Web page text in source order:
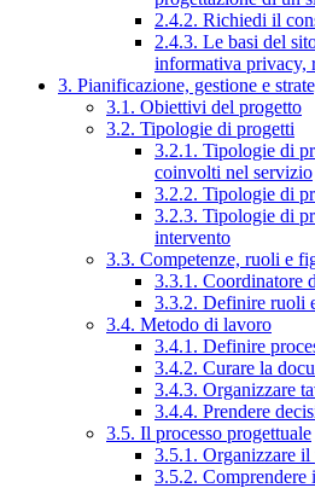
2.4.2. Richiedi il
2.4.3. Le basi del
informativa privacy,
3. Pianificazione, gestione e
3.1. Obiettivi del progetto
3.2. Tipologie di progetti
3.2.1. Tipologie di
coinvolti nel servizio
3.2.2. Tipologie di
3.2.3. Tipologie di
intervento
3.3. Competenze, ruoli e
3.3.1. Coordinatore
3.3.2. Definire ruoli
3.4. Metodo di lavoro
3.4.1. Definire
3.4.2. Curare la
3.4.3. Organizzare
3.4.4. Prendere
3.5. Il processo progettuale
3.5.1. Organizzare il
3.5.2. Comprendere